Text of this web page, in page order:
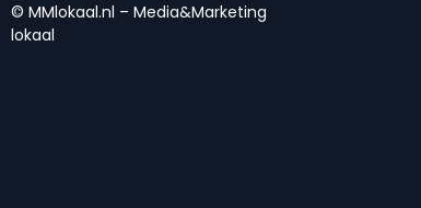
© MMlokaal.nl – Media&Marketing
lokaal